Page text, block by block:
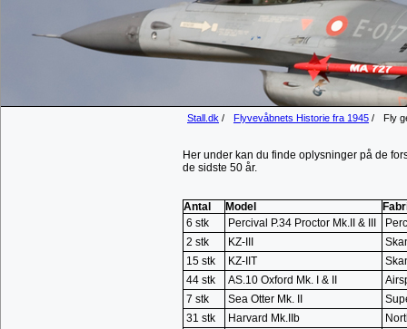
Stall.dk / Flyvevåbnets Historie fra 1945 / Fly
Her under kan du finde oplysninger på de
de sidste 50 år.
Antal Model
6 stk
Percival P.34 Proctor Mk.II & III
2 stk
KZ-III
15 stk
KZ-IIT
44 stk
AS.10 Oxford Mk. I & II
7 stk
Sea Otter Mk. II
31 stk
Harvard Mk.IIb